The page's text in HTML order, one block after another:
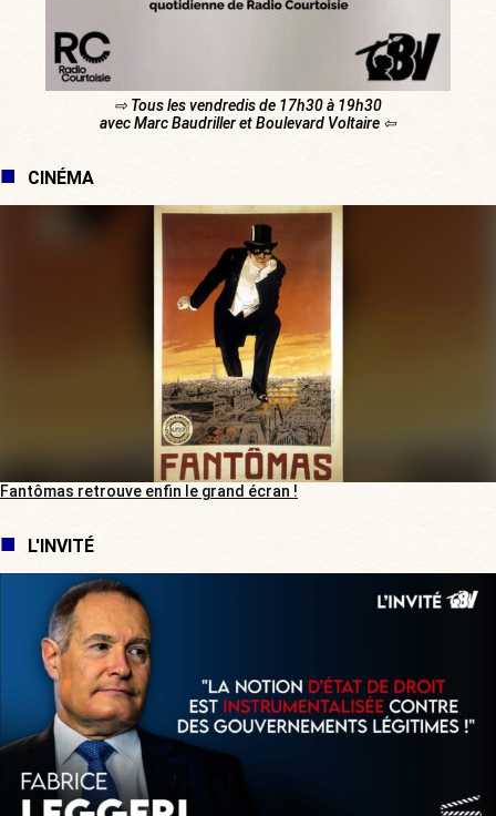
⇨ Tous les vendredis de 17h30 à 19h30
avec Marc Baudriller et Boulevard Voltaire ⇦
CINÉMA
Fantômas retrouve enfin le grand écran !
L'INVITÉ